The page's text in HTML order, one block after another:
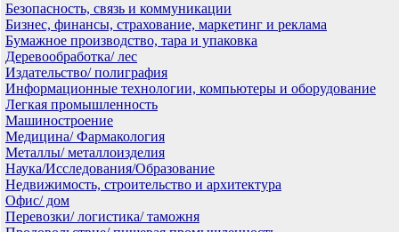
Безопасность, связь и коммуникации
Бизнес, финансы, страхование, маркетинг и реклама
Бумажное производство, тара и упаковка
Деревообработка/ лес
Издательство/ полиграфия
Информационные технологии, компьютеры и оборудование
Легкая промышленность
Машиностроение
Медицина/ Фармакология
Металлы/ металлоизделия
Наука/Исследования/Образование
Недвижимость, строительство и архитектура
Офис/ дом
Перевозки/ логистика/ таможня